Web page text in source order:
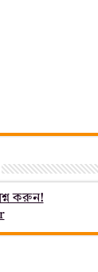
করুন!